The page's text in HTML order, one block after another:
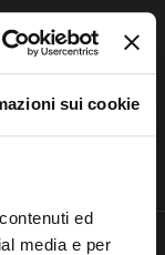
sui cookie
ed
media e per